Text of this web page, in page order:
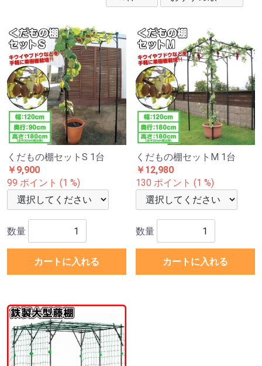
くだもの棚セットS 1台
￥9,900
99 ポイント (1 %)
数量
カートに入れる
くだもの棚セットM 1台
￥12,980
130 ポイント (1 %)
数量
カートに入れる